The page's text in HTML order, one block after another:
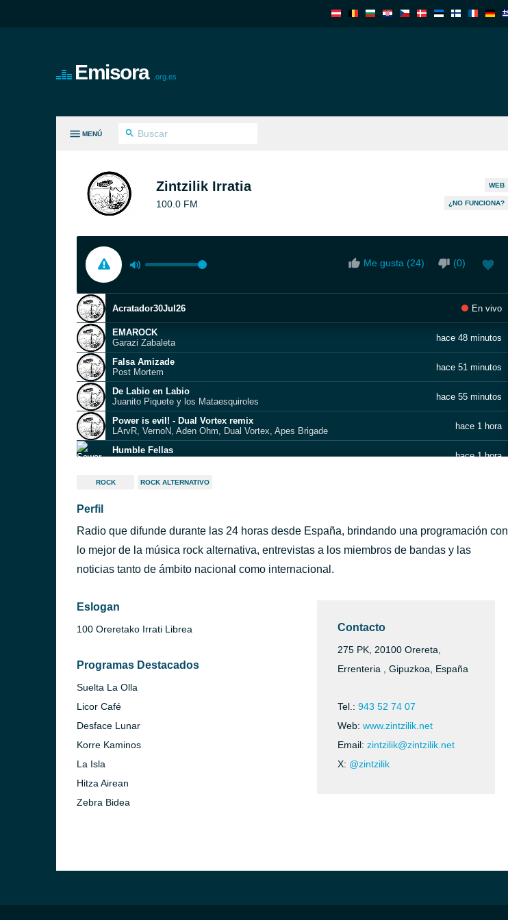
Emisora .org.es
MENÚ
Zintzilik Irratia
100.0 FM
WEB
¿NO FUNCIONA?
Me gusta (24) (0)
Acratador30Jul26 En vivo
EMAROCK
Garazi Zabaleta
hace 48 minutos
Falsa Amizade
Post Mortem
hace 51 minutos
De Labio en Labio
Juanito Piquete y los Mataesquiroles
hace 55 minutos
Power is evil! - Dual Vortex remix
LArvR, VernoN, Aden Ohm, Dual Vortex, Apes Brigade
hace 1 hora
Humble Fellas
hace 1 hora
Tecnocerebro
White Punks on Hope
Crass
hace 1 hora
lepotikzintzilik
ROCK ROCK ALTERNATIVO
Perfil
Radio que difunde durante las 24 horas desde España, brindando una programación con
lo mejor de la música rock alternativa, entrevistas a los miembros de bandas y las
noticias tanto de ámbito nacional como internacional.
Eslogan
100 Oreretako Irrati Librea
Programas Destacados
Suelta La Olla
Licor Café
Desface Lunar
Korre Kaminos
La Isla
Hitza Airean
Zebra Bidea
Contacto
275 PK, 20100 Orereta,
Errenteria , Gipuzkoa, España
Tel.: 943 52 74 07
Web: www.zintzilik.net
Email: zintzilik@zintzilik.net
X: @zintzilik